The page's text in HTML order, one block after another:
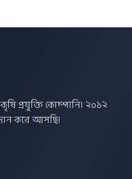
প্রযুক্তি কোম্পানি। ২০১২
করে আসছি।